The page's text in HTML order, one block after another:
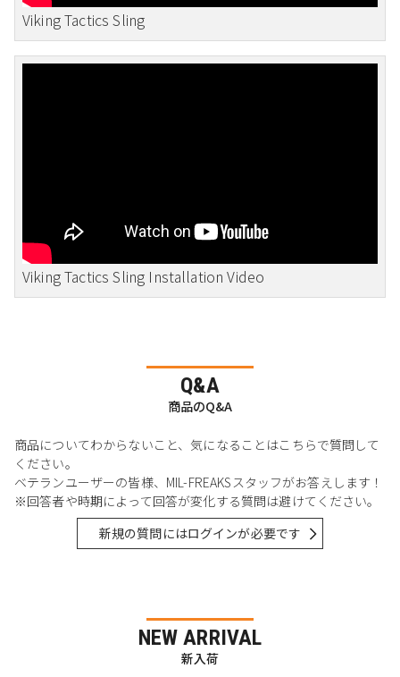
Viking Tactics Sling
Viking Tactics Sling Installation Video
Q&A
商品のQ&A
商品についてわからないこと、気になることはこちらで質問して
ください。
ベテランユーザーの皆様、MIL-FREAKSスタッフがお答えします！
※回答者や時期によって回答が変化する質問は避けてください。
新規の質問にはログインが必要です
NEW ARRIVAL
新入荷